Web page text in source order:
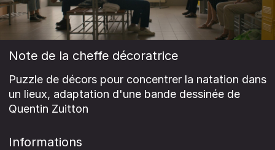
Note de la cheffe décoratrice
Puzzle de décors pour concentrer la natation dans
un lieux, adaptation d'une bande dessinée de
Quentin Zuitton
Informations